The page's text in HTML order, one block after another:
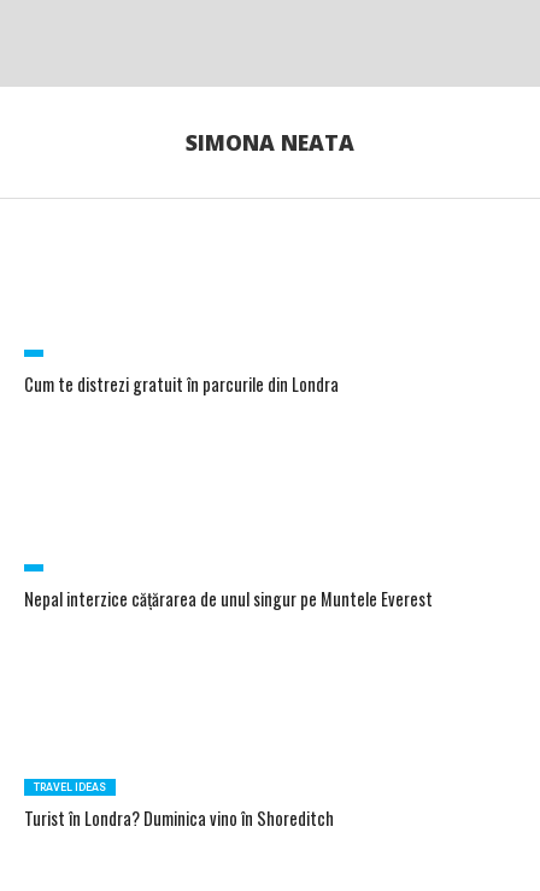
SIMONA NEATA
Cum te distrezi gratuit în parcurile din Londra
Nepal interzice cățărarea de unul singur pe Muntele Everest
TRAVEL IDEAS
Turist în Londra? Duminica vino în Shoreditch